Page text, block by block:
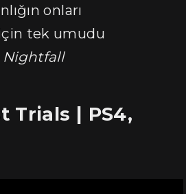
onları
tek umudu
Nightfall
Trials | PS4,